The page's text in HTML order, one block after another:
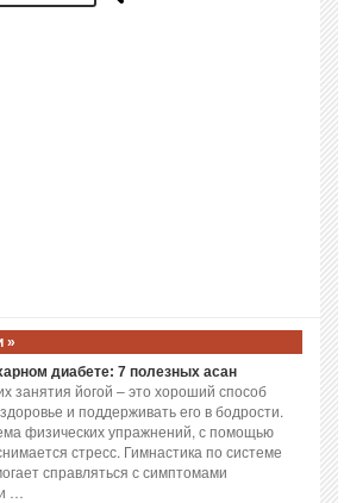
»
диабете: 7 полезных асан
занятия йогой – это хороший способ
и поддерживать его в бодрости.
физических упражнений, с помощью
стресс. Гимнастика по системе
справляться с симптомами
…